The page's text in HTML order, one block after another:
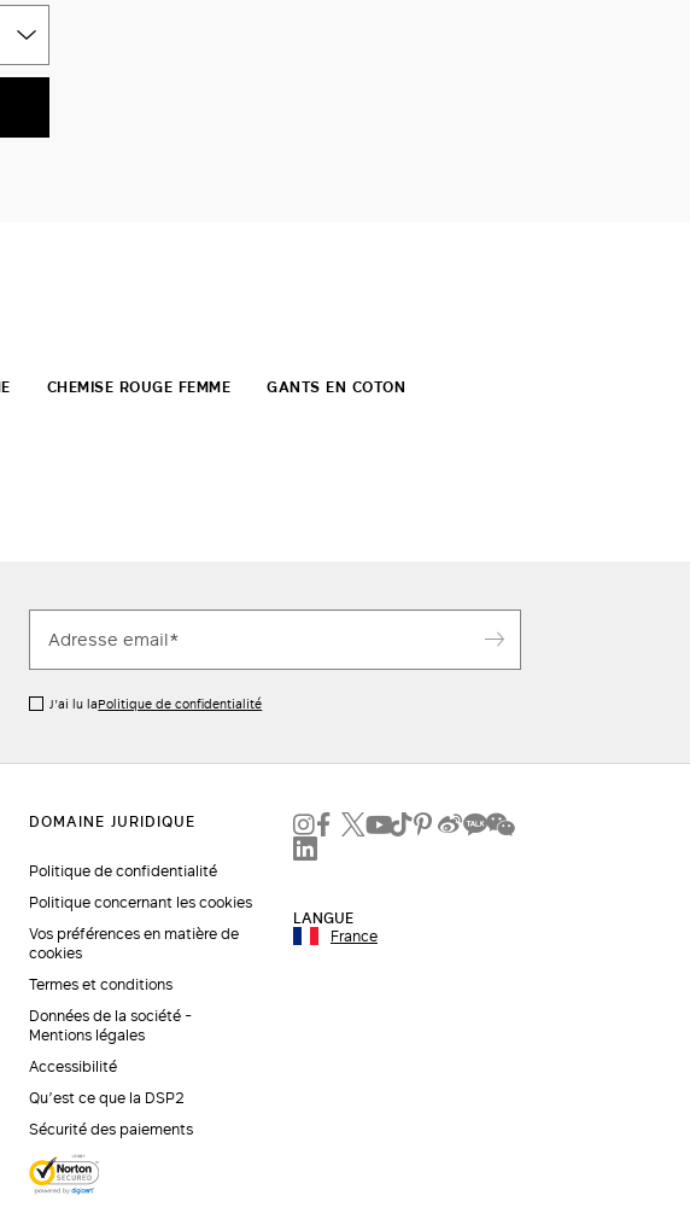
CHEMISE ROUGE FEMME GANTS EN COTON
J’ai lu laPolitique de confidentialité
Politique de confidentialité
Politique concernant les cookies
Vos préférences en matière de
cookies
Termes et conditions
Données de la société -
Mentions légales
Accessibilité
Qu’est ce que la DSP2
Sécurité des paiements
LANGUE
France